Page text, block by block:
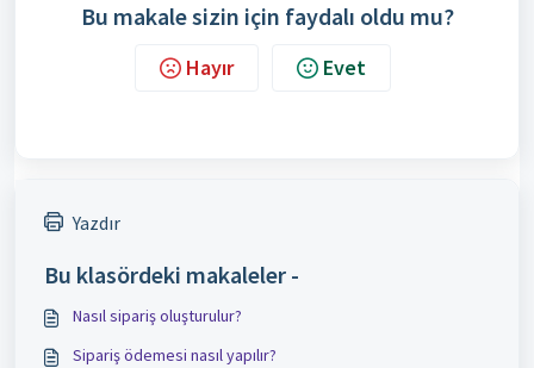
Bu makale sizin için faydalı oldu mu?
Hayır Evet
Yazdır
Bu klasördeki makaleler -
Nasıl sipariş oluşturulur?
Sipariş ödemesi nasıl yapılır?